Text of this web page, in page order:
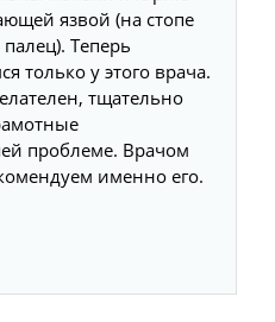
язвой (на стопе
Теперь
только у этого врача.
тщательно
проблеме. Врачом
именно его.